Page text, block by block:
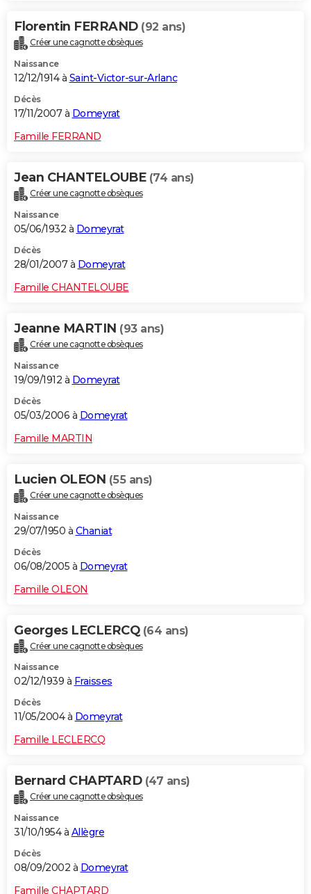
Florentin FERRAND (92 ans)
Créer une cagnotte obsèques
Naissance
12/12/1914 à Saint-Victor-sur-Arlanc
Décès
17/11/2007 à Domeyrat
Famille FERRAND
Jean CHANTELOUBE (74 ans)
Créer une cagnotte obsèques
Naissance
05/06/1932 à Domeyrat
Décès
28/01/2007 à Domeyrat
Famille CHANTELOUBE
Jeanne MARTIN (93 ans)
Créer une cagnotte obsèques
Naissance
19/09/1912 à Domeyrat
Décès
05/03/2006 à Domeyrat
Famille MARTIN
Lucien OLEON (55 ans)
Créer une cagnotte obsèques
Naissance
29/07/1950 à Chaniat
Décès
06/08/2005 à Domeyrat
Famille OLEON
Georges LECLERCQ (64 ans)
Créer une cagnotte obsèques
Naissance
02/12/1939 à Fraisses
Décès
11/05/2004 à Domeyrat
Famille LECLERCQ
Bernard CHAPTARD (47 ans)
Créer une cagnotte obsèques
Naissance
31/10/1954 à Allègre
Décès
08/09/2002 à Domeyrat
Famille CHAPTARD